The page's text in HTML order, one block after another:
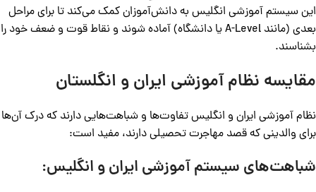
این سیستم آموزشی انگلیس به دانش‌آموزان کمک می‌کند تا برای مراحل
بعدی (مانند A-Level یا دانشگاه) آماده شوند و نقاط قوت و ضعف خود را
بشناسند.
مقایسه نظام آموزشی ایران و انگلستان
نظام آموزشی ایران و انگلیس تفاوت‌ها و شباهت‌هایی دارند که درک آن‌ها
برای والدینی که قصد مهاجرت تحصیلی دارند، مفید است:
شباهت‌های سیستم آموزشی ایران و انگلیس: